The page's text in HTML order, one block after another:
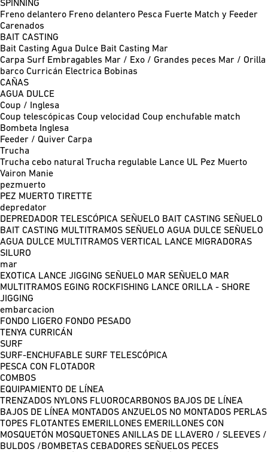
SPINNING
Freno delantero Freno delantero Pesca Fuerte Match y Feeder
Carenados
BAIT CASTING
Bait Casting Agua Dulce Bait Casting Mar
Carpa Surf Embragables Mar / Exo / Grandes peces Mar / Orilla
barco Curricán Electrica Bobinas
CAÑAS
AGUA DULCE
Coup / Inglesa
Coup telescópicas Coup velocidad Coup enchufable match
Bombeta
Inglesa
Feeder / Quiver Carpa
Trucha
Trucha cebo natural Trucha regulable Lance UL Pez Muerto
Vairon Manie
pezmuerto
PEZ MUERTO TIRETTE
depredator
DEPREDADOR TELESCÓPICA SEÑUELO BAIT CASTING SEÑUELO
BAIT CASTING MULTITRAMOS SEÑUELO AGUA DULCE SEÑUELO
AGUA DULCE MULTITRAMOS VERTICAL LANCE MIGRADORAS
SILURO
mar
EXOTICA LANCE JIGGING SEÑUELO MAR SEÑUELO MAR
MULTITRAMOS EGING ROCKFISHING LANCE ORILLA - SHORE
JIGGING
embarcacion
FONDO LIGERO FONDO PESADO
TENYA CURRICÁN
SURF
SURF-ENCHUFABLE SURF TELESCÓPICA
PESCA CON FLOTADOR
COMBOS
EQUIPAMIENTO DE LÍNEA
TRENZADOS NYLONS FLUOROCARBONOS BAJOS DE LÍNEA
BAJOS DE LÍNEA MONTADOS ANZUELOS NO MONTADOS PERLAS
TOPES FLOTANTES EMERILLONES EMERILLONES CON
MOSQUETÓN MOSQUETONES ANILLAS DE LLAVERO / SLEEVES /
BULDOS /BOMBETAS CEBADORES SEÑUELOS PECES